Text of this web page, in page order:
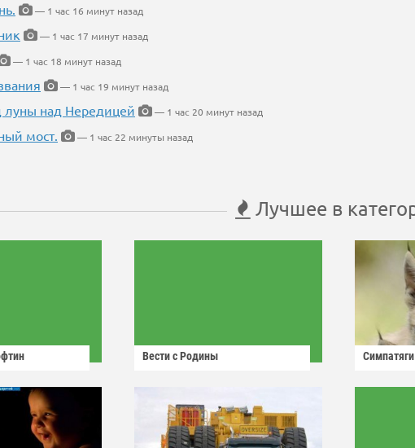
— 1 час 16 минут назад
— 1 час 17 минут назад
— 1 час 18 минут назад
— 1 час 19 минут назад
луны над Нередицей
— 1 час 20 минут назад
мост. — 1 час 22 минуты назад
Лучшее в
Вести с Родины Симпатяги